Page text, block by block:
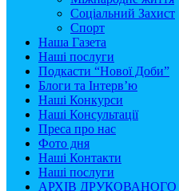
Соціальний Захист
Спорт
Наша Газета
Наші послуги
Подкасти “Нової Доби”
Блоги та Інтерв’ю
Наші Конкурси
Наші Консультації
Преса про нас
Фото дня
Наші Контакти
Наші послуги
АРХІВ